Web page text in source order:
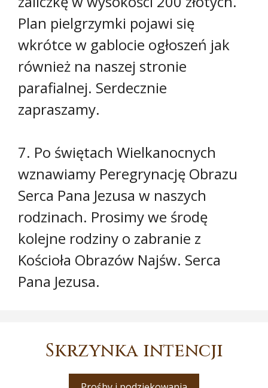
Plan pielgrzymki pojawi się
wkrótce w gablocie ogłoszeń jak
również na naszej stronie
parafialnej. Serdecznie
zapraszamy.
7. Po świętach Wielkanocnych
wznawiamy Peregrynację Obrazu
Serca Pana Jezusa w naszych
rodzinach. Prosimy we środę
kolejne rodziny o zabranie z
Kościoła Obrazów Najśw. Serca
Pana Jezusa.
Skrzynka intencji